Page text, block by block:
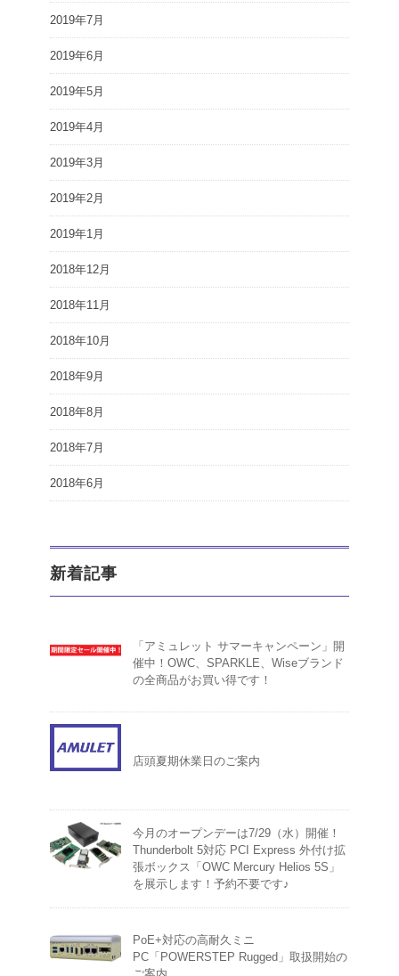
2019年7月
2019年6月
2019年5月
2019年4月
2019年3月
2019年2月
2019年1月
2018年12月
2018年11月
2018年10月
2018年9月
2018年8月
2018年7月
2018年6月
新着記事
「アミュレット サマーキャンペーン」開
催中！OWC、SPARKLE、Wiseブランド
の全商品がお買い得です！
店頭夏期休業日のご案内
今月のオープンデーは7/29（水）開催！
Thunderbolt 5対応 PCI Express 外付け拡
張ボックス「OWC Mercury Helios 5S」
を展示します！予約不要です♪
PoE+対応の高耐久ミニ
PC「POWERSTEP Rugged」取扱開始の